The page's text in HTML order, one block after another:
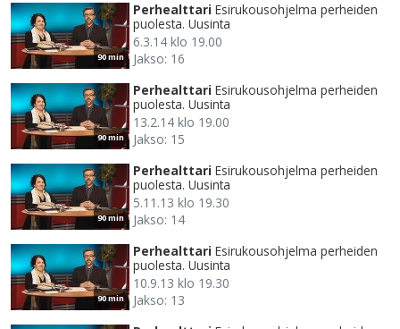
90 min
Perhealttari Esirukousohjelma perheiden
puolesta. Uusinta
6.3.14 klo 19.00
Jakso: 16
90 min
Perhealttari Esirukousohjelma perheiden
puolesta. Uusinta
13.2.14 klo 19.00
Jakso: 15
90 min
Perhealttari Esirukousohjelma perheiden
puolesta. Uusinta
5.11.13 klo 19.30
Jakso: 14
90 min
Perhealttari Esirukousohjelma perheiden
puolesta. Uusinta
10.9.13 klo 19.30
Jakso: 13